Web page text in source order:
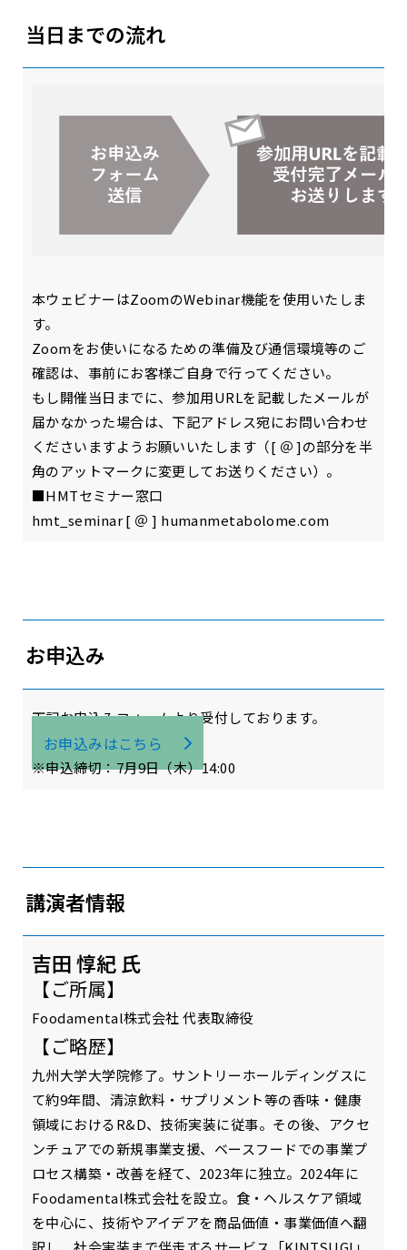
当日までの流れ
本ウェビナーはZoomのWebinar機能を使用いたしま
す。
Zoomをお使いになるための準備及び通信環境等のご
確認は、事前にお客様ご自身で行ってください。
もし開催当日までに、参加用URLを記載したメールが
届かなかった場合は、下記アドレス宛にお問い合わせ
くださいますようお願いいたします（[ ＠ ]の部分を半
角のアットマークに変更してお送りください）。
■HMTセミナー窓口
hmt_seminar [ ＠ ] humanmetabolome.com
お申込み
下記お申込みフォームより受付しております。
お申込みはこちら
※申込締切：7月9日（木）14:00
講演者情報
吉田 惇紀 氏
【ご所属】
Foodamental株式会社 代表取締役
【ご略歴】
九州大学大学院修了。サントリーホールディングスに
て約9年間、清涼飲料・サプリメント等の香味・健康
領域におけるR&D、技術実装に従事。その後、アクセ
ンチュアでの新規事業支援、ベースフードでの事業プ
ロセス構築・改善を経て、2023年に独立。2024年に
Foodamental株式会社を設立。食・ヘルスケア領域
を中心に、技術やアイデアを商品価値・事業価値へ翻